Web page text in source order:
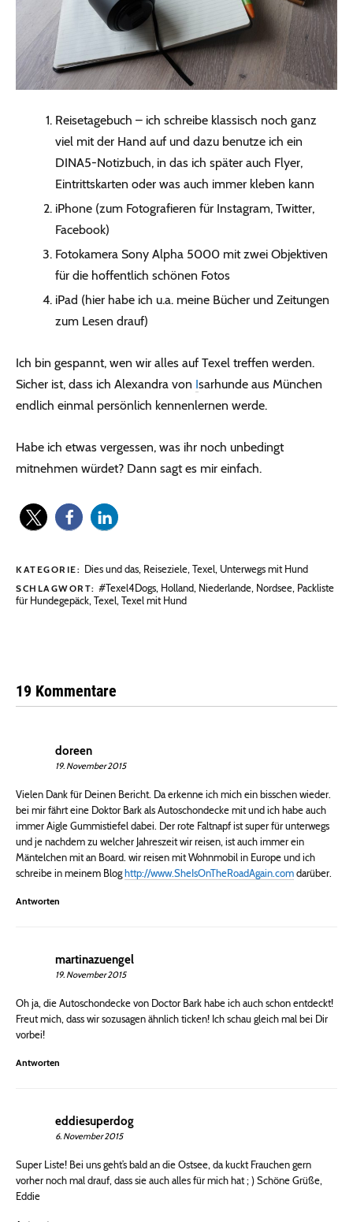
Reisetagebuch – ich schreibe klassisch noch ganz
viel mit der Hand auf und dazu benutze ich ein
DINA5-Notizbuch, in das ich später auch Flyer,
Eintrittskarten oder was auch immer kleben kann
iPhone (zum Fotografieren für Instagram, Twitter,
Facebook)
Fotokamera Sony Alpha 5000 mit zwei Objektiven
für die hoffentlich schönen Fotos
iPad (hier habe ich u.a. meine Bücher und Zeitungen
zum Lesen drauf)
Ich bin gespannt, wen wir alles auf Texel treffen werden.
Sicher ist, dass ich Alexandra von Isarhunde aus München
endlich einmal persönlich kennenlernen werde.
Habe ich etwas vergessen, was ihr noch unbedingt
mitnehmen würdet? Dann sagt es mir einfach.
KATEGORIE: Dies und das, Reiseziele,Texel, Unterwegs mit Hund
SCHLAGWORT: #Texel4Dogs, Holland, Niederlande, Nordsee, Packliste
für Hundegepäck,Texel,Texel mit Hund
19 Kommentare
doreen
19. November 2015
Vielen Dank für Deinen Bericht. Da erkenne ich mich ein bisschen wieder.
bei mir fährt eine Doktor Bark als Autoschondecke mit und ich habe auch
immer Aigle Gummistiefel dabei. Der rote Faltnapf ist super für unterwegs
und je nachdem zu welcher Jahreszeit wir reisen, ist auch immer ein
Mäntelchen mit an Board. wir reisen mit Wohnmobil in Europe und ich
schreibe in meinem Bloghttp://www.SheIsOnTheRoadAgain.comdarüber.
Antworten
martinazuengel
19. November 2015
Oh ja, die Autoschondecke von Doctor Bark habe ich auch schon entdeckt!
Freut mich, dass wir sozusagen ähnlich ticken! Ich schau gleich mal bei Dir
vorbei!
Antworten
eddiesuperdog
6. November 2015
Super Liste! Bei uns geht’s bald an die Ostsee, da kuckt Frauchen gern
vorher noch mal drauf, dass sie auch alles für mich hat ; ) Schöne Grüße,
Eddie